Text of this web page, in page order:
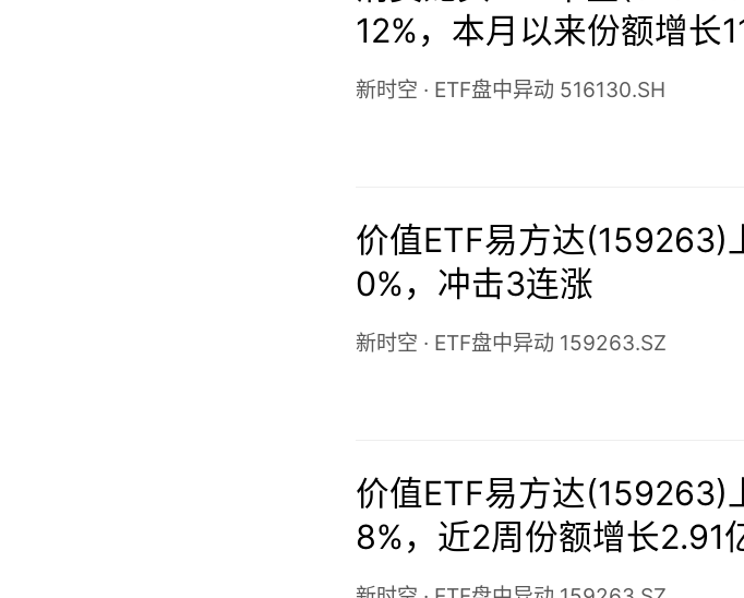
12%，本月以来份额增长
份
新时空 · ETF盘中异动 516130.SH
价值ETF易方达(159263)
0%，冲击3连涨
新时空 · ETF盘中异动 159263.SZ
价值ETF易方达(159263)
8%，近2周份额增长2.91